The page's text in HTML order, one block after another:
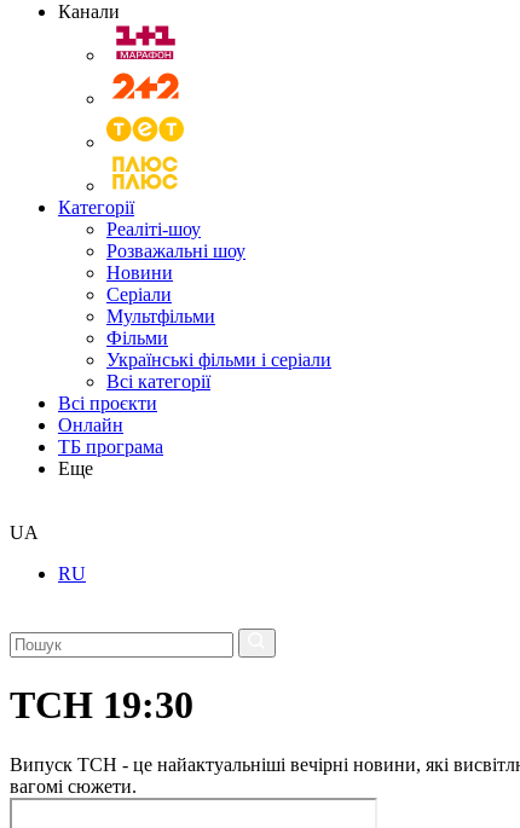
Канали
Категорії
Реаліті-шоу
Розважальні шоу
Новини
Серіали
Мультфільми
Фільми
Українські фільми і серіали
Всі категорії
Всі проєкти
Онлайн
ТБ програма
Еще
UA
RU
ТСН 19:30
Випуск ТСН - це найактуальніші вечірні новини, які
вагомі сюжети.